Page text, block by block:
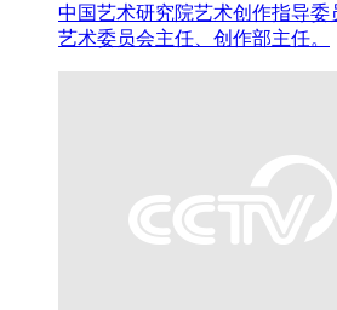
中国艺术研究院艺术创作指导委
艺术委员会主任、创作部主任。